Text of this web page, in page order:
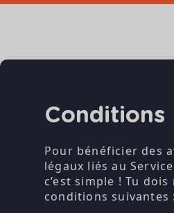
Conditions
Pour bénéficier des
légaux liés au
c’est simple ! Tu
conditions suivantes :